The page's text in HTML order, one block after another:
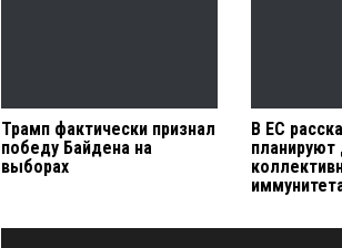
Трамп фактически признал
победу Байдена на
выборах
В ЕС
планируют